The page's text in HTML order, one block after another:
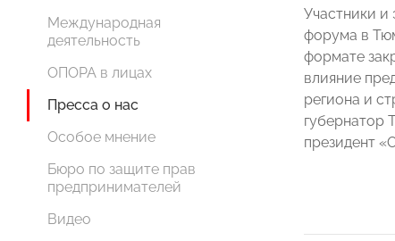
Международная
деятельность
ОПОРА в лицах
Пресса о нас
Особое мнение
Бюро по защите прав
предпринимателей
Видео
Участники и
форума в
формате
влияние
региона и
губернатор
президент